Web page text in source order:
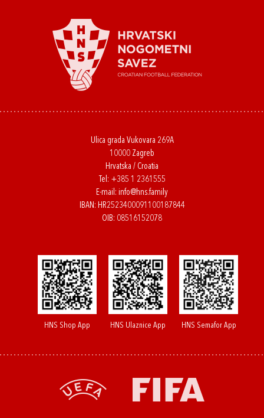
Ulica grada Vukovara 269A
10000 Zagreb
Hrvatska / Croatia
Tel: +385 1 2361555
E-mail: info@hns.family
IBAN: HR2523400091100187844
OIB: 08516152078
HNS Shop App HNS Ulaznice App HNS Semafor App